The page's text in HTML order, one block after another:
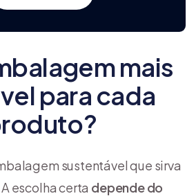
mais
para cada
sustentável que sirva
escolha certa depende do